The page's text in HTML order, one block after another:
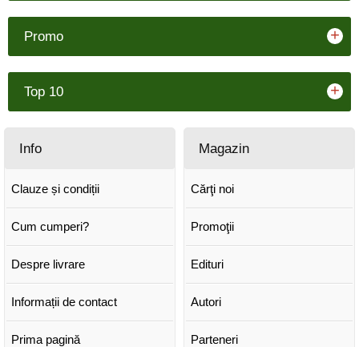
Promo +
Top 10 +
Info
Clauze și condiții
Cum cumperi?
Despre livrare
Informații de contact
Prima pagină
Magazin
Cărţi noi
Promoţii
Edituri
Autori
Parteneri